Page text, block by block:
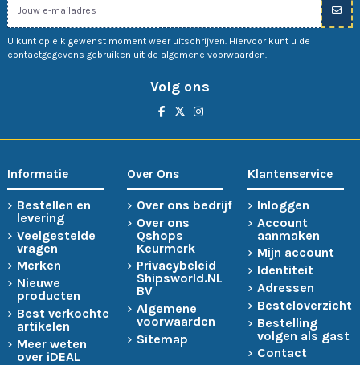
U kunt op elk gewenst moment weer uitschrijven. Hiervoor kunt u de
contactgegevens gebruiken uit de algemene voorwaarden.
Volg ons
Informatie
Bestellen en
levering
Veelgestelde
vragen
Merken
Nieuwe
producten
Best verkochte
artikelen
Meer weten
over iDEAL
Over Ons
Over ons bedrijf
Over ons
Qshops
Keurmerk
Privacybeleid
Shipsworld.NL
BV
Algemene
voorwaarden
Sitemap
Klantenservice
Inloggen
Account
aanmaken
Mijn account
Identiteit
Adressen
Besteloverzicht
Bestelling
volgen als gast
Contact